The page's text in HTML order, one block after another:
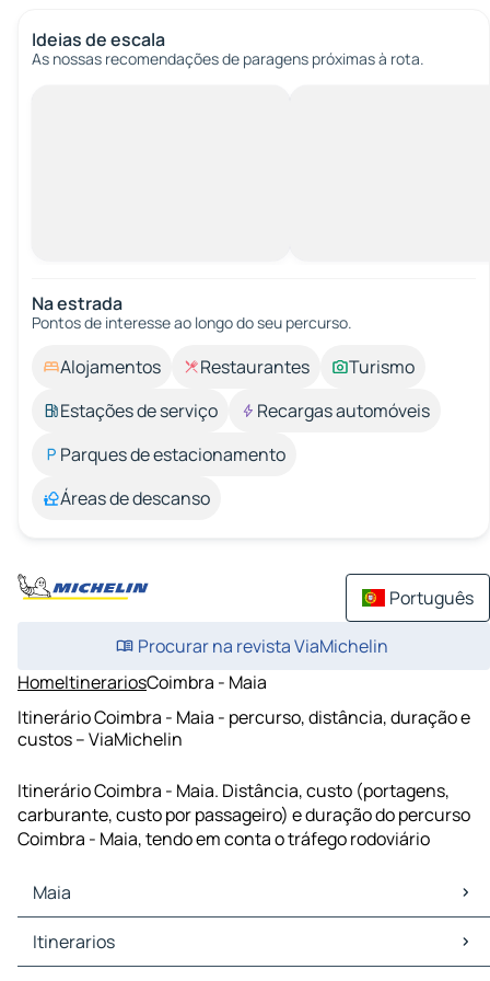
Ideias de escala
As nossas recomendações de paragens próximas à rota.
Na estrada
Pontos de interesse ao longo do seu percurso.
Alojamentos Restaurantes
Turismo
Estações de serviço
Recargas automóveis
Parques de estacionamento
Áreas de descanso
Português
Procurar na revista ViaMichelin
HomeItinerariosCoimbra - Maia
Itinerário Coimbra - Maia - percurso, distância, duração e
custos – ViaMichelin
Itinerário Coimbra - Maia. Distância, custo (portagens,
carburante, custo por passageiro) e duração do percurso
Coimbra - Maia, tendo em conta o tráfego rodoviário
Maia
Maia Mapas Plantas
Maia Trafego
Itinerarios